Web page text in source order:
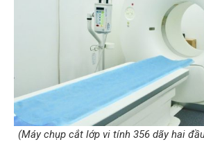
(Máy chụp cắt lớp vi tính 356 dãy hai